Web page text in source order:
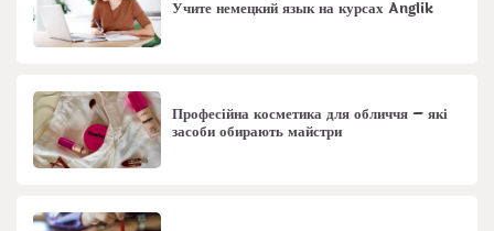
Учите немецкий язык на курсах Anglik
Професійна косметика для обличчя – які
засоби обирають майстри